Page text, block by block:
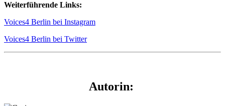
Weiterführende Links:
Voices4 Berlin bei Instagram
Voices4 Berlin bei Twitter
Autorin: